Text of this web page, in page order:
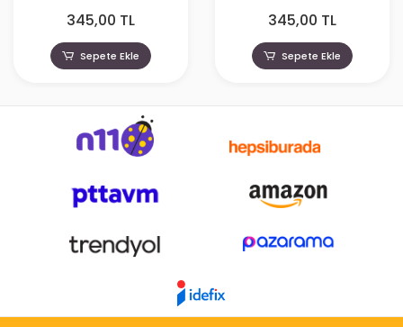
345,00 TL
Sepete Ekle
345,00 TL
Sepete Ekle